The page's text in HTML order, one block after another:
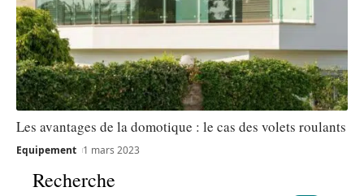
Les avantages de la domotique : le cas des volets roulants
Equipement 1 mars 2023
Recherche